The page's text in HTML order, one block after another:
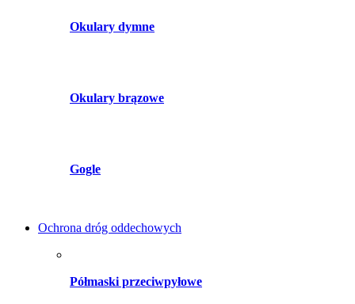
Okulary dymne
Okulary brązowe
Gogle
Ochrona dróg oddechowych
Półmaski przeciwpyłowe